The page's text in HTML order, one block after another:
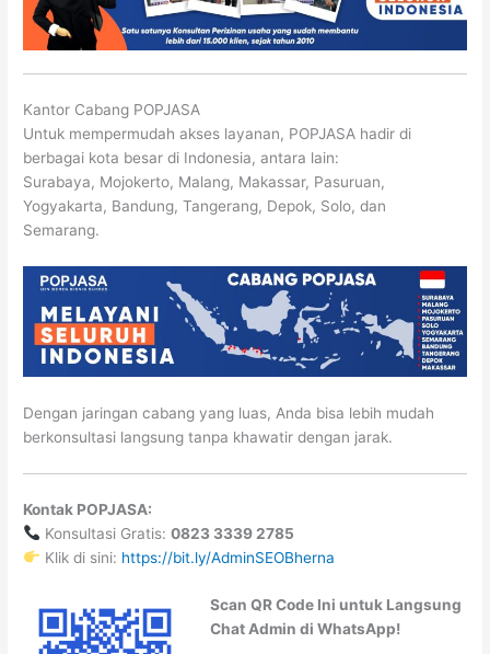
Kantor Cabang POPJASA
Untuk mempermudah akses layanan, POPJASA hadir di
berbagai kota besar di Indonesia, antara lain:
Surabaya, Mojokerto, Malang, Makassar, Pasuruan,
Yogyakarta, Bandung, Tangerang, Depok, Solo, dan
Semarang.
Dengan jaringan cabang yang luas, Anda bisa lebih mudah
berkonsultasi langsung tanpa khawatir dengan jarak.
Kontak POPJASA:
Konsultasi Gratis: 0823 3339 2785
Klik di sini: https://bit.ly/AdminSEOBherna
Scan QR Code Ini untuk Langsung
Chat Admin di WhatsApp!